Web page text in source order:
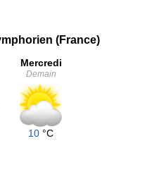
(France)
Mercredi
Demain
10 °C